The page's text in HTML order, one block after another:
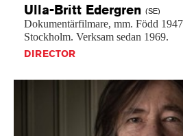
Ulla-Britt Edergren (SE)
Dokumentärfilmare, mm. Född 1947
Stockholm. Verksam sedan 1969.
DIRECTOR